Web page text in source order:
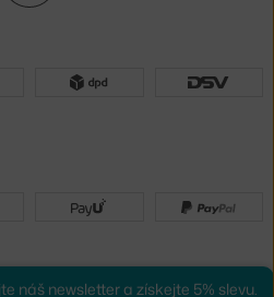
náš newsletter a získejte 5% slevu.